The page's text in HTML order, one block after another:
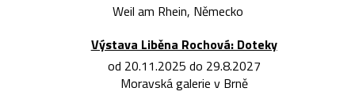
Weil am Rhein, Německo
Výstava Liběna Rochová: Doteky
od 20.11.2025 do 29.8.2027
Moravská galerie v Brně